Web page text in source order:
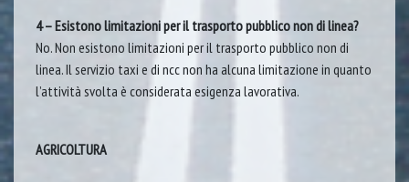
4 – Esistono limitazioni per il trasporto pubblico non di linea?
No. Non esistono limitazioni per il trasporto pubblico non di
linea. Il servizio taxi e di ncc non ha alcuna limitazione in quanto
l’attività svolta è considerata esigenza lavorativa.
AGRICOLTURA